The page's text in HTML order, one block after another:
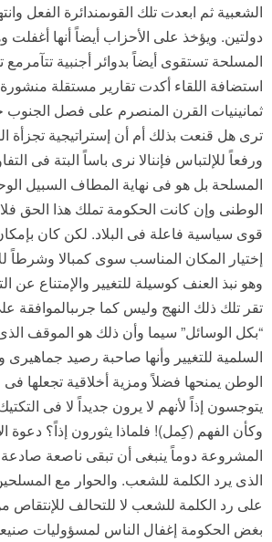
الشعبية ثم ابعدت تلك القوىمندائرة الفعل
دولتين. ويؤخذ على الأحزاب أيضاً أنها
المسلحة تستقوى أيضاً بدوائر أجنبية تتآمرمع
استضافة اللقاء أكدت تقارير مستقلة
ثمانينيات القرن المنصرم على فصل الجنوب
ترى هل قنعت بذلك أم أن إستراتيجية تجزأة
ورفعاً للإلتباس فإننالا نرى باساً البتة فى
المسلحة بل هو فى نهاية المطاف السبيل
الوطنى وإن كانت الحكومة تملك هذا الحق
قوى سياسية فاعلة فى البلاد. لكن كان
إختيار المكان المناسب سوى كمبالا وشرطاً
وهو نبذ العنف كوسيلة للتغيير والإمتناع عن
تقر تلك ذلك النهج وليس كما جرىبالموافقة
“بكل الوسائل” سيما وأن ذلك هو الموقف
السلمية للتغيير وأنها صاحبة رصيد
الوطن يمنحها فضلاً ومزية أخلاقية تجعلها
يتوجسون إذاً لأنهم لا يرون جديداً لا فى
وكأن الفهم (كِمل)! فلماذا يثورون إذاً؟ دعوة
المشروعة دوماً ينبغى أن تبقى ناصعة صادعة
الذى يرد الكلمة للشعب. والحوار مع
على رد الكلمة للشعب لا للتحالف للإنتقاص
بغض الحكومة إغفال الناس لمسؤوليات